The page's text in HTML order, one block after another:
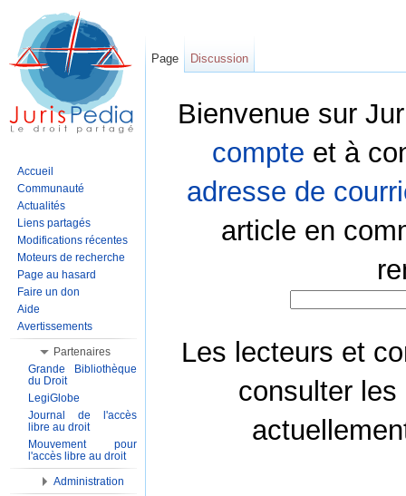
Bienvenue sur
compte et à
adresse de
article en
Les lecteurs et
consulter les
Page Discussion
Accueil
Communauté
Actualités
Liens partagés
Modifications récentes
Moteurs de recherche
Page au hasard
Faire un don
Aide
Avertissements
Partenaires
Grande Bibliothèque
du Droit
LegiGlobe
Journal de l'accès
libre au droit
Mouvement pour
l'accès libre au droit
Administration